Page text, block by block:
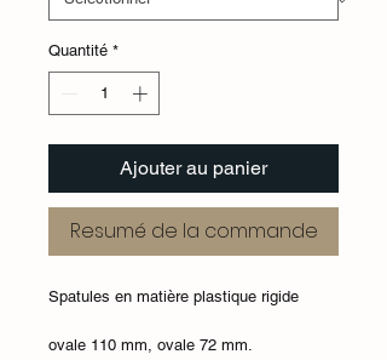
Quantité *
Ajouter au panier
Resumé de la commande
Spatules en matière plastique rigide
ovale 110 mm, ovale 72 mm.